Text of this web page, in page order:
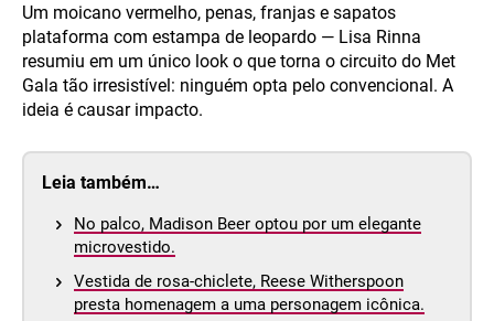
Um moicano vermelho, penas, franjas e sapatos
plataforma com estampa de leopardo — Lisa Rinna
resumiu em um único look o que torna o circuito do Met
Gala tão irresistível: ninguém opta pelo convencional. A
ideia é causar impacto.
Leia também…
No palco, Madison Beer optou por um elegante
microvestido.
Vestida de rosa-chiclete, Reese Witherspoon
presta homenagem a uma personagem icônica.